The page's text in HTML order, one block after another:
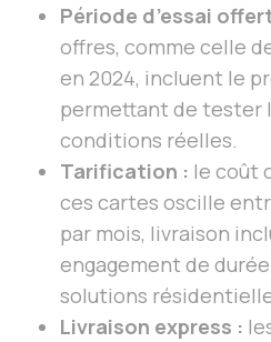
Période d’essai
offres, comme celle
en 2024, incluent le
permettant de tester
conditions réelles.
Tarification : le coût
ces cartes oscille
par mois, livraison
engagement de
solutions
Livraison express :